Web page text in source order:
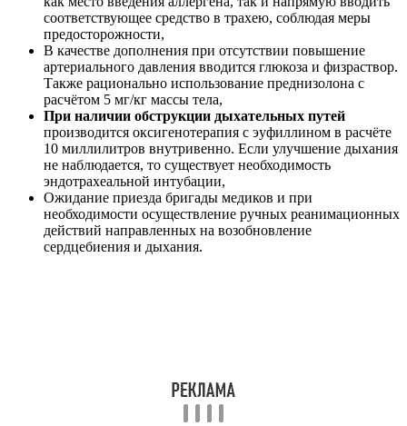
соответствующее средство в трахею, соблюдая меры
предосторожности,
В качестве дополнения при отсутствии повышение
артериального давления вводится глюкоза и физраствор.
Также рационально использование преднизолона с
расчётом 5 мг/кг массы тела,
При наличии обструкции дыхательных путей
производится оксигенотерапия с эуфиллином в расчёте
10 миллилитров внутривенно. Если улучшение дыхания
не наблюдается, то существует необходимость
эндотрахеальной интубации,
Ожидание приезда бригады медиков и при
необходимости осуществление ручных реанимационных
действий направленных на возобновление
сердцебиения и дыхания.